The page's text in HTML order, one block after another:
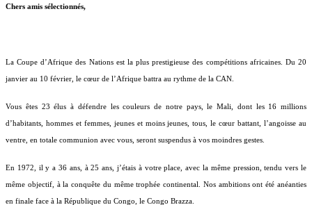
Chers amis sélectionnés,
La Coupe d’Afrique des Nations est la plus prestigieuse des compétitions africaines. Du 20
janvier au 10 février, le cœur de l’Afrique battra au rythme de la CAN.
Vous êtes 23 élus à défendre les couleurs de notre pays, le Mali, dont les 16 millions
d’habitants, hommes et femmes, jeunes et moins jeunes, tous, le cœur battant, l’angoisse au
ventre, en totale communion avec vous, seront suspendus à vos moindres gestes.
En 1972, il y a 36 ans, à 25 ans, j’étais à votre place, avec la même pression, tendu vers le
même objectif, à la conquête du même trophée continental. Nos ambitions ont été anéanties
en finale face à la République du Congo, le Congo Brazza.